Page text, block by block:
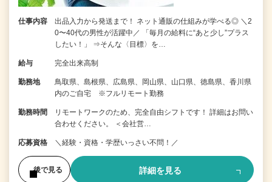
仕事内容
出品入力から発送まで！ ネット通販の仕組みが学べる◎ ＼2
0〜40代の男性が活躍中／ 「毎月の給料に“あと少し”プラス
したい！」 ⇒そんな〈目標〉を…
給与 完全出来高制
勤務地
鳥取県、島根県、広島県、岡山県、山口県、徳島県、香川県
内のご自宅 ※フルリモート勤務
勤務時間
リモートワークのため、完全自由シフトです！ 詳細はお問い
合わせください。 ＜会社営…
応募資格 ＼経験・資格・学歴いっさい不問！／
後で見る 詳細を見る